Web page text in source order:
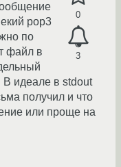
0
3
pop3
по
файл в
идеале в stdout
получил и что
или проще на